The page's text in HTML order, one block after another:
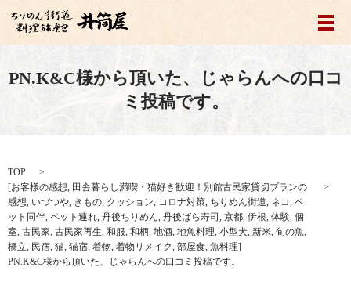
メ
PN.K&C様から頂いた、じゃらんへの口コ
ミ投稿です。
TOP
[お客様の感想, 田舎暮らし満喫・猫好き歓迎！別館古民家貸切プランの
感想, いづつや, きもの, クッション, コロナ対策, ちりめん街道, ネコ, ペ
ット同伴, ペット連れ, 丹後ちりめん, 丹後ばら寿司 , 京都, 伊根, 体験, 個
室, 古民家, 古民家再生, 和服, 和柄, 地酒, 地魚料理, 小型犬, 新米, 旬の魚,
橋立, 民宿, 猫, 猫宿, 着物, 着物リメイク, 部屋食, 魚料理]
PN.K&C様から頂いた、じゃらんへの口コミ投稿です。